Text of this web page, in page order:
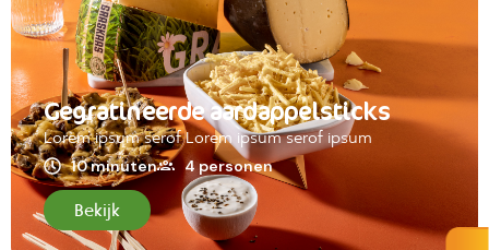
Gegratineerde aardappelsticks
Lorem ipsum serof Lorem ipsum serof ipsum
10 minuten
4 personen
Bekijk